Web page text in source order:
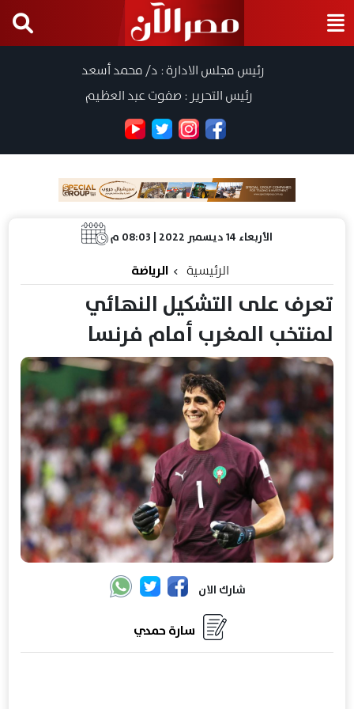
رئيس مجلس الادارة : د/ محمد أسعد
رئيس التحرير : صفوت عبد العظيم
الأربعاء 14 ديسمبر 2022 | 08:03 م
الرئيسية الرياضة
تعرف على التشكيل النهائي
لمنتخب المغرب أمام فرنسا
شارك الان
سارة حمدي